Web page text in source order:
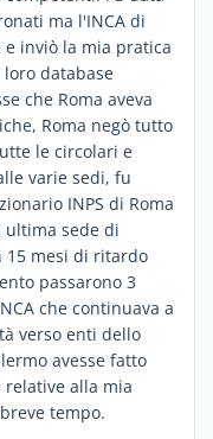
ma l'INCA di
e inviò la mia pratica
database
che Roma aveva
Roma negò tutto
le circolari e
varie sedi, fu
INPS di Roma
ultima sede di
15 mesi di ritardo
passarono 3
che continuava a
verso enti dello
avesse fatto
relative alla mia
tempo.